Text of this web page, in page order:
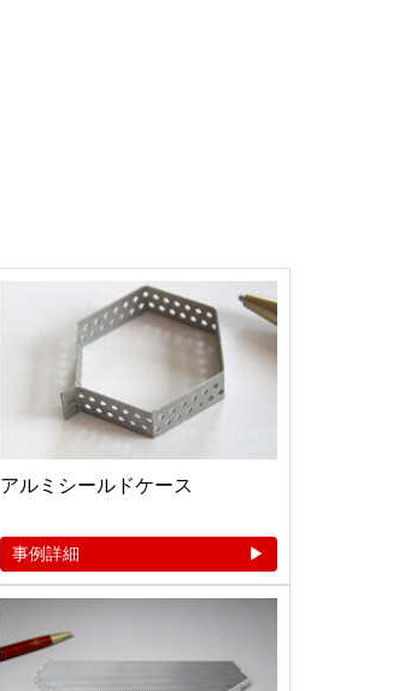
アルミシールドケース
事例詳細